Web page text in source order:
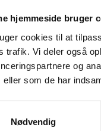
hjemmeside bruger
cookies til at
trafik. Vi deler også
og
eller som de har
Nødvendig